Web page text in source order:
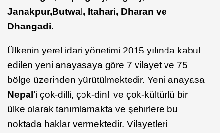
Janakpur,Butwal, Itahari, Dharan ve
Dhangadi.
Ülkenin yerel idari yönetimi 2015 yılında kabul
edilen yeni anayasaya göre 7 vilayet ve 75
bölge üzerinden yürütülmektedir. Yeni anayasa
Nepal ’i çok-dilli, çok-dinli ve çok-kültürlü bir
ülke olarak tanımlamakta ve şehirlere bu
noktada haklar vermektedir. Vilayetleri